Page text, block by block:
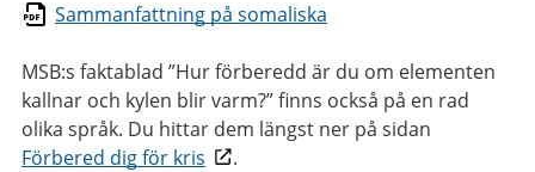
Sammanfattning på somaliska
MSB:s faktablad ”Hur förberedd är du om elementen
kallnar och kylen blir varm?” finns också på en rad
olika språk. Du hittar dem längst ner på sidan
Förbered dig för kris
.